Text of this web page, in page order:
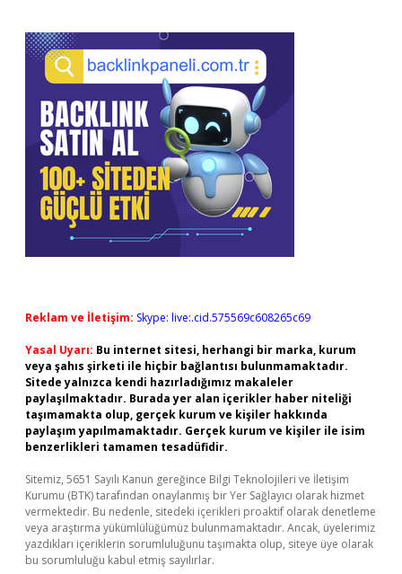
Reklam ve İletişim: Skype: live:.cid.575569c608265c69
Yasal Uyarı: Bu internet sitesi, herhangi bir marka, kurum
veya şahıs şirketi ile hiçbir bağlantısı bulunmamaktadır.
Sitede yalnızca kendi hazırladığımız makaleler
paylaşılmaktadır. Burada yer alan içerikler haber niteliği
taşımamakta olup, gerçek kurum ve kişiler hakkında
paylaşım yapılmamaktadır. Gerçek kurum ve kişiler ile isim
benzerlikleri tamamen tesadüfidir.
Sitemiz, 5651 Sayılı Kanun gereğince Bilgi Teknolojileri ve İletişim
Kurumu (BTK) tarafından onaylanmış bir Yer Sağlayıcı olarak hizmet
vermektedir. Bu nedenle, sitedeki içerikleri proaktif olarak denetleme
veya araştırma yükümlülüğümüz bulunmamaktadır. Ancak, üyelerimiz
yazdıkları içeriklerin sorumluluğunu taşımakta olup, siteye üye olarak
bu sorumluluğu kabul etmiş sayılırlar.